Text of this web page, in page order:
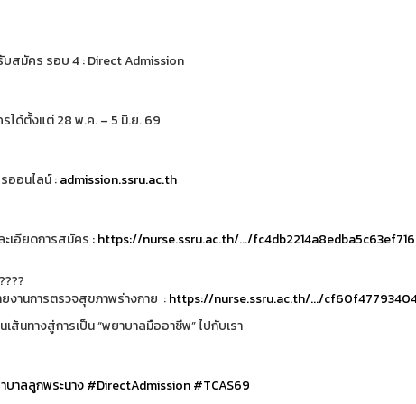
บสมัคร รอบ 4 : Direct Admission
ได้ตั้งแต่ 28 พ.ค. – 5 มิ.ย. 69
ออนไลน์ :admission.ssru.ac.th
ะเอียดการสมัคร :https://nurse.ssru.ac.th/.../
ยงานการตรวจสุขภาพร่างกาย :https://nurse.ssru.ac.th/.../
เส้นทางสู่การเป็น “พยาบาลมืออาชีพ” ไปกับเรา
บาลลูกพระนาง #DirectAdmission #TCAS69